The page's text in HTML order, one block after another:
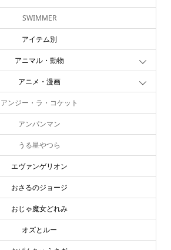
MUMIN
SWIMMER
アイテム別
アニマル・動物
アニメ・漫画
アンジー・ラ・コケット
アンパンマン
うる星やつら
エヴァンゲリオン
おさるのジョージ
おじゃ魔女どれみ
オズとルー